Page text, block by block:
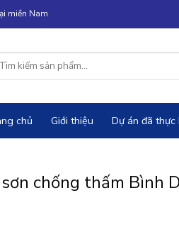
miền Nam
chủ Giới thiệu Dự án đã thực
chống thấm Bình